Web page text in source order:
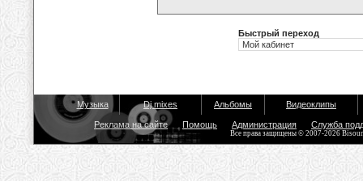
Быстрый переход
Музыка Dj mixes Альбомы Видеоклипы
Реклама на сайте Помощь Администрация Служба
Все права защищены © 2007-2026